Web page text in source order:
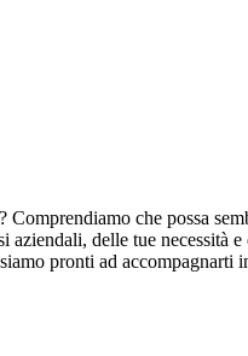
? Comprendiamo che possa
aziendali, delle tue
pronti ad